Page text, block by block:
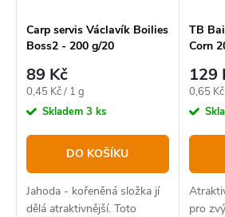
o
d
u
k
t
ů
r
o
d
u
k
t
ů
Carp servis Václavík Boilies
Boss2 - 200 g/20
89 Kč
Měrná
cena:
0,45 Kč / 1 g
Skladem 3 ks
DO KOŠÍKU
Jahoda - kořeněná složka jí
dělá atraktivnější. Toto
TB
Corn
129
Měrná
cena:
0,65
pro